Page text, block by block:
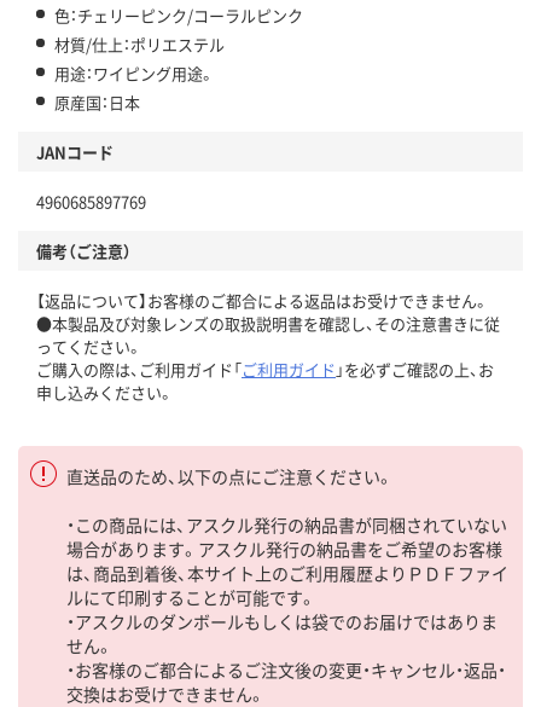
色：チェリーピンク/コーラルピンク
材質/仕上：ポリエステル
用途：ワイピング用途。
原産国：日本
JANコード
4960685897769
備考（ご注意）
【返品について】お客様のご都合による返品はお受けできません。
●本製品及び対象レンズの取扱説明書を確認し、その注意書きに従
ってください。
ご購入の際は、ご利用ガイド「ご利用ガイド 」を必ずご確認の上、お
申し込みください。
直送品のため、以下の点にご注意ください。
・この商品には、アスクル発行の納品書が同梱されていない
場合があります。アスクル発行の納品書をご希望のお客様
は、商品到着後、本サイト上のご利用履歴よりＰＤＦファイ
ルにて印刷することが可能です。
・アスクルのダンボールもしくは袋でのお届けではありま
せん。
・お客様のご都合によるご注文後の変更・キャンセル・返品・
交換はお受けできません。